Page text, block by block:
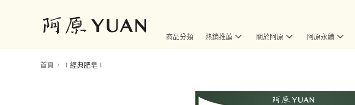
商品分類 熱銷推薦 關於阿原 阿原永續
首頁 ∣經典肥皂∣